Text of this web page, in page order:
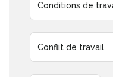
Conditions de
Conflit de travail